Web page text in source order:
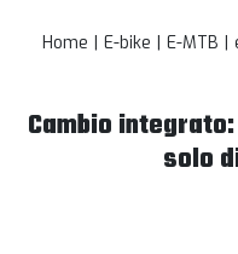
Home E-bike E-MTB
Cambio
solo